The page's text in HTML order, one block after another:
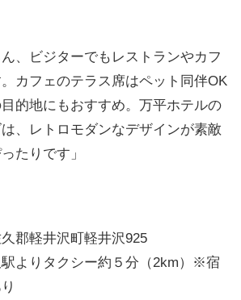
ん、ビジターでもレストランやカフ
カフェのテラス席はペット同伴OK
的地にもおすすめ。万平ホテルの
、レトロモダンなデザインが素敵
たりです」
郡軽井沢町軽井沢925
よりタクシー約５分（2km）※宿